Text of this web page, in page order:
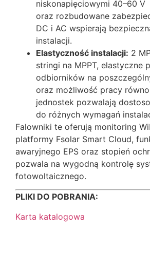
niskonapięciowymi 40–60 V
oraz rozbudowane
DC i AC wspierają
instalacji.
Elastyczność instalacji: 2
stringi na MPPT, elastyczne
odbiorników na
oraz możliwość pracy
jednostek pozwalają
do różnych wymagań
Falowniki te oferują monitoring
platformy Fsolar Smart Cloud,
awaryjnego EPS oraz stopień
pozwala na wygodną kontrolę
fotowoltaicznego.
PLIKI DO POBRANIA:
Karta katalogowa